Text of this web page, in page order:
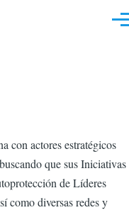
con actores estratégicos
que sus Iniciativas
de Líderes
como diversas redes y